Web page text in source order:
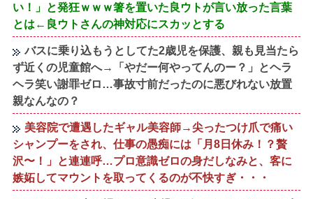
い！」と発狂ｗｗｗ箸を置いた良ウトが言い放った言葉
とは←良ウトさんの神対応にスカッとする
バスに乗り込もうとしてた2歳児を保護、親も見当たら
ず近くの児童館へ→「やだー何やってんのー？」とヘラ
ヘラ笑い謝罪ゼロ…事故寸前だったのに悪びれない放置
親なんなの？
美容院で遭遇したギャル美容師→尖ったつけ爪で痛い
シャンプーをされ、仕事の愚痴には「月8日休み！？贅
沢〜！」と連連呼…プロ意識ゼロの身だしなみと、客に
嫉妬してマウントを取ってくるのが不快すぎ・・・